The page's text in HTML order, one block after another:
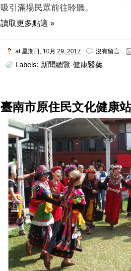
吸引滿場民眾前往聆聽。
讀取更多點這 »
at星期日, 10月 29, 2017 沒有留言:
Labels: 新聞總覽-健康醫藥
臺南市原住民文化健康